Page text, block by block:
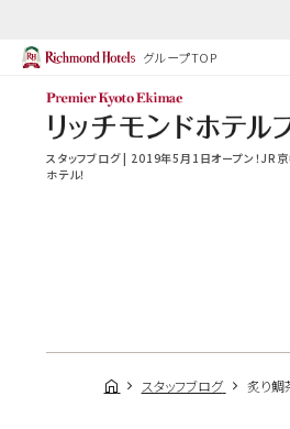
グループTOP
スタッフブログ | 2019年5月1日オープン！JR
ホテル！
スタッフブログ 炙り鯛